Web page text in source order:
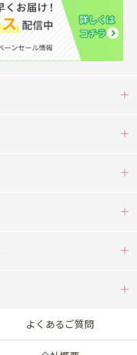
よくあるご質問